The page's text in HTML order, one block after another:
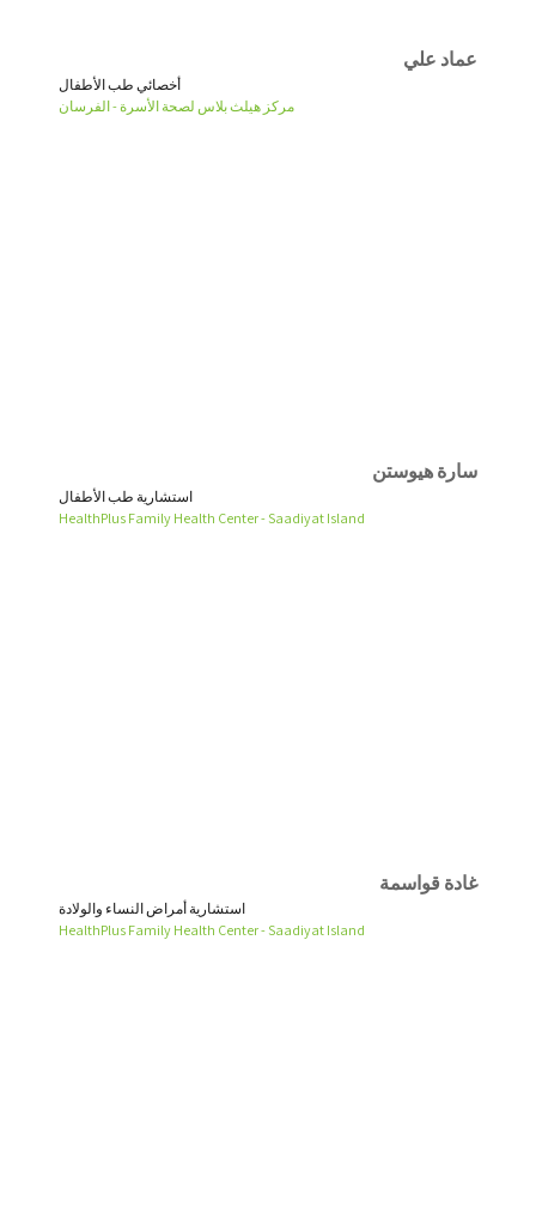
عماد علي
أخصائي طب الأطفال
مركز هيلث بلاس لصحة الأسرة - الفرسان
سارة هيوستن
استشارية طب الأطفال
HealthPlus Family Health Center - Saadiyat Island
غادة قواسمة
استشارية أمراض النساء والولادة
HealthPlus Family Health Center - Saadiyat Island